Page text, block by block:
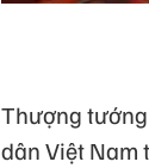
Thượng tướng
dân Việt Nam